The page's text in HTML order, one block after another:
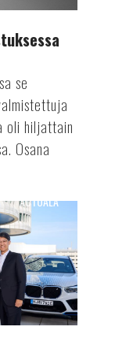
se
oli hiljattain
Osana
AUTOALA